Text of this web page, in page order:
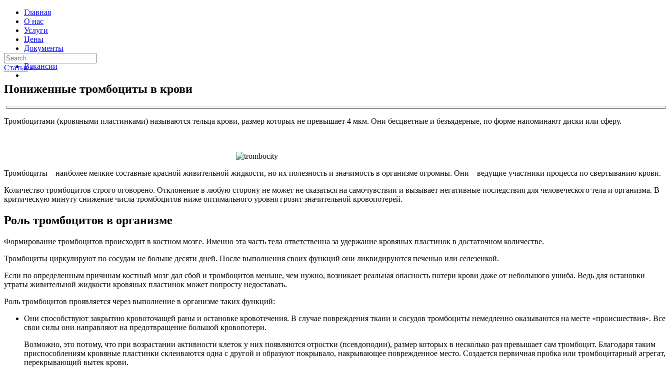
Главная
О нас
Услуги
Цены
Документы
Контакты
Вакансии
Статьи ›
Пониженные тромбоциты в крови
Тромбоцитами (кровяными пластинками) называются тельца крови, размер которых не превышает 4 мкм. Они бесцветные и безъядерные, по форме напоминают диски или сферу.
Тромбоциты – наиболее мелкие составные красной живительной жидкости, но их полезность и значимость в организме огромны. Они – ведущие участники процесса по свертыванию крови.
Количество тромбоцитов строго оговорено. Отклонение в любую сторону не может не сказаться на самочувствии и вызывает негативные последствия для человеческого тела и организма. В
критическую минуту снижение числа тромбоцитов ниже оптимального уровня грозит значительной кровопотерей.
Роль тромбоцитов в организме
Формирование тромбоцитов происходит в костном мозге. Именно эта часть тела ответственна за удержание кровяных пластинок в достаточном количестве.
Тромбоциты циркулируют по сосудам не больше десяти дней. После выполнения своих функций они ликвидируются печенью или селезенкой.
Если по определенным причинам костный мозг дал сбой и тромбоцитов меньше, чем нужно, возникает реальная опасность потери крови даже от небольшого ушиба. Ведь для остановки
утраты живительной жидкости кровяных пластинок может попросту недоставать.
Роль тромбоцитов проявляется через выполнение в организме таких функций:
Они способствуют закрытию кровоточащей раны и остановке кровотечения. В случае повреждения ткани и сосудов тромбоциты немедленно оказываются на месте «происшествия». Все
свои силы они направляют на предотвращение большой кровопотери.
Возможно, это потому, что при возрастании активности клеток у них появляются отростки (псевдоподии), размер которых в несколько раз превышает сам тромбоцит. Благодаря таким
приспособлениям кровяные пластинки склеиваются одна с другой и образуют покрывало, накрывающее поврежденное место. Создается первичная пробка или тромбоцитарный агрегат,
перекрывающий вытек крови.